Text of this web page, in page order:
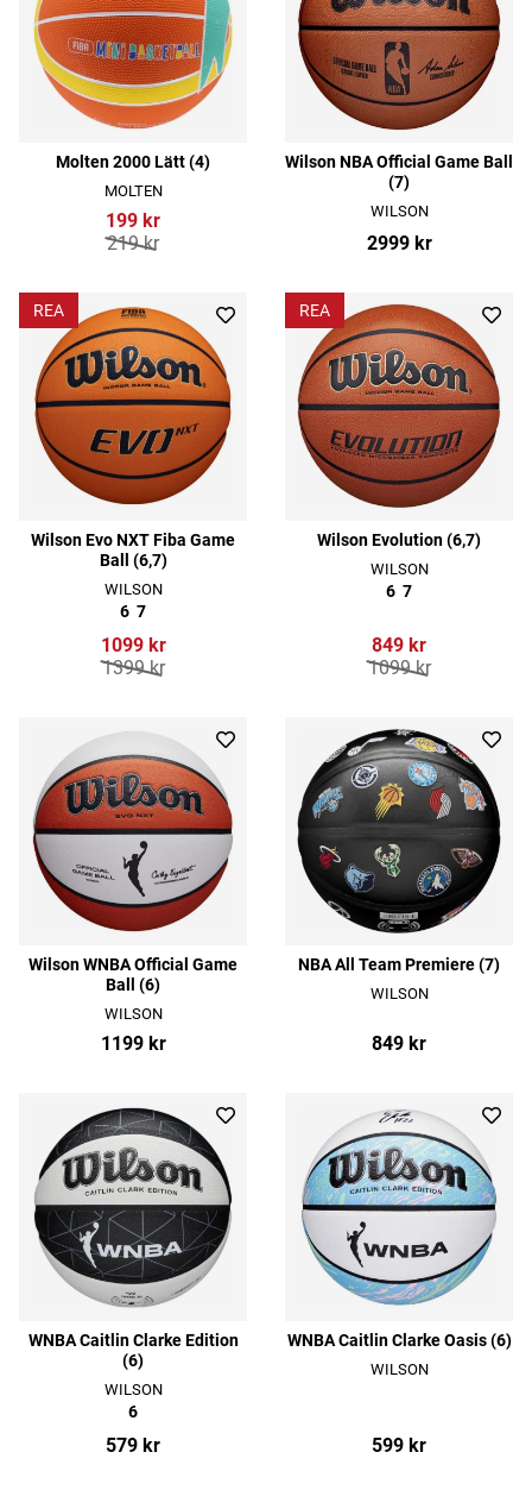
Molten 2000 Lätt (4)
MOLTEN
199 kr
219 kr
Wilson NBA Official Game Ball
(7)
WILSON
2999 kr
REA
Wilson Evo NXT Fiba Game
Ball (6,7)
WILSON
6 7
1099 kr
1399 kr
REA
Wilson Evolution (6,7)
WILSON
6 7
849 kr
1099 kr
Wilson WNBA Official Game
Ball (6)
WILSON
1199 kr
NBA All Team Premiere (7)
WILSON
849 kr
WNBA Caitlin Clarke Edition
(6)
WILSON
6
579 kr
WNBA Caitlin Clarke Oasis (6)
WILSON
599 kr